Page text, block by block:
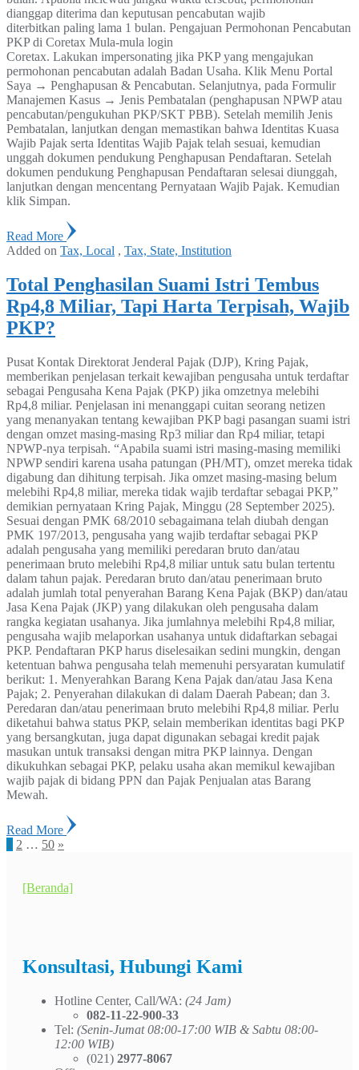
dianggap diterima dan keputusan pencabutan wajib
diterbitkan paling lama 1 bulan. Pengajuan Permohonan Pencabutan
PKP di Coretax Mula-mula login
Coretax. Lakukan impersonating jika PKP yang mengajukan
permohonan pencabutan adalah Badan Usaha. Klik Menu Portal
Saya → Penghapusan & Pencabutan. Selanjutnya, pada Formulir
Manajemen Kasus → Jenis Pembatalan (penghapusan NPWP atau
pencabutan/pengukuhan PKP/SKT PBB). Setelah memilih Jenis
Pembatalan, lanjutkan dengan memastikan bahwa Identitas Kuasa
Wajib Pajak serta Identitas Wajib Pajak telah sesuai, kemudian
unggah dokumen pendukung Penghapusan Pendaftaran. Setelah
dokumen pendukung Penghapusan Pendaftaran selesai diunggah,
lanjutkan dengan mencentang Pernyataan Wajib Pajak. Kemudian
klik Simpan.
Read More
Added on Tax, Local , Tax, State, Institution
Total Penghasilan Suami Istri Tembus
Rp4,8 Miliar, Tapi Harta Terpisah, Wajib
PKP?
Pusat Kontak Direktorat Jenderal Pajak (DJP), Kring Pajak,
memberikan penjelasan terkait kewajiban pengusaha untuk terdaftar
sebagai Pengusaha Kena Pajak (PKP) jika omzetnya melebihi
Rp4,8 miliar. Penjelasan ini menanggapi cuitan seorang netizen
yang menanyakan tentang kewajiban PKP bagi pasangan suami istri
dengan omzet masing-masing Rp3 miliar dan Rp4 miliar, tetapi
NPWP-nya terpisah. “Apabila suami istri masing-masing memiliki
NPWP sendiri karena usaha patungan (PH/MT), omzet mereka tidak
digabung dan dihitung terpisah. Jika omzet masing-masing belum
melebihi Rp4,8 miliar, mereka tidak wajib terdaftar sebagai PKP,”
demikian pernyataan Kring Pajak, Minggu (28 September 2025).
Sesuai dengan PMK 68/2010 sebagaimana telah diubah dengan
PMK 197/2013, pengusaha yang wajib terdaftar sebagai PKP
adalah pengusaha yang memiliki peredaran bruto dan/atau
penerimaan bruto melebihi Rp4,8 miliar untuk satu bulan tertentu
dalam tahun pajak. Peredaran bruto dan/atau penerimaan bruto
adalah jumlah total penyerahan Barang Kena Pajak (BKP) dan/atau
Jasa Kena Pajak (JKP) yang dilakukan oleh pengusaha dalam
rangka kegiatan usahanya. Jika jumlahnya melebihi Rp4,8 miliar,
pengusaha wajib melaporkan usahanya untuk didaftarkan sebagai
PKP. Pendaftaran PKP harus diselesaikan sedini mungkin, dengan
ketentuan bahwa pengusaha telah memenuhi persyaratan kumulatif
berikut: 1. Menyerahkan Barang Kena Pajak dan/atau Jasa Kena
Pajak; 2. Penyerahan dilakukan di dalam Daerah Pabean; dan 3.
Peredaran dan/atau penerimaan bruto melebihi Rp4,8 miliar. Perlu
diketahui bahwa status PKP, selain memberikan identitas bagi PKP
yang bersangkutan, juga dapat digunakan sebagai kredit pajak
masukan untuk transaksi dengan mitra PKP lainnya. Dengan
dikukuhkan sebagai PKP, pelaku usaha akan memikul kewajiban
wajib pajak di bidang PPN dan Pajak Penjualan atas Barang
Mewah.
Read More
Posts
1 2 … 50 »
[Beranda]
Konsultasi, Hubungi Kami
Hotline Center, Call/WA: (24 Jam)
082-11-22-900-33
Tel: (Senin-Jumat 08:00-17:00 WIB & Sabtu 08:00-
12:00 WIB)
(021) 2977-8067